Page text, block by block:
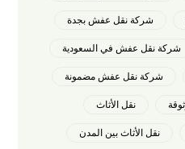
شركة نقل عفش بجدة
شركة نقل عفش في السعودية
شركة نقل عفش مضمونة
نقل الأثاث
نقل الأثاث بين المدن